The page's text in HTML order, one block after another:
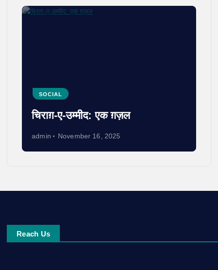
SOCIAL
चिराग़-ए-उम्मीद: एक ग़ज़ल
admin November 16, 2025
Reach Us